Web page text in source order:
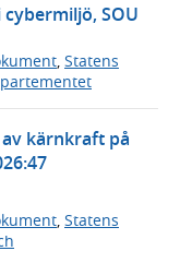
SOU
, Statens
kärnkraft på
Statens